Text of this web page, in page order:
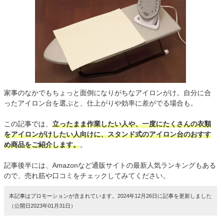
家事のなかでもちょっと面倒になりがちなアイロンがけ。自分に合
ったアイロン台を選ぶと、仕上がりや効率に差がでる場合も。
この記事では、 立ったまま作業したい人や、一度にたくさんの衣類
をアイロンがけしたい人向けに、スタンド式のアイロン台のおすす
め商品をご紹介します。。
記事後半には、Amazonなど通販サイトの最新人気ランキングもある
ので、売れ筋や口コミをチェックしてみてください。
本記事はプロモーションが含まれています。2024年12月26日に記事を更新しました
（公開日2023年01月31日）